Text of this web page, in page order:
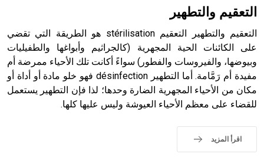
- هل تعلم أن أبجر Abgar اسم معروف جيداً يعود إلى عدد من
الملوك الذين حكموا مدينة إديسا (الرها) من أبجر الأول وحتى
التاسع، وهم ينتسبون إلى أسرة أوسروين
التعقيم والتطهير
التعقيم والتطهير التعقيم stérilisation هو الطريقة التي تقضي
على الكائنات الحية المجهرية (كالجراثيم وأبواغها والطفيليات
وبيوضها، والفيروسات والفطور) سواءً أكانت تلك الأحياء ممرضة أم
مفيدة أم رَمَّامة. أما التطهير désinfection فهو خلو مادة أو أداة أو
مكان من الأحياء المجهرية الضارة وحدها؛ لذا فإن التطهير يستعمل
للقضاء على معظم الأحياء العيوشة وليس عليها كلها.
اقرأ المزيد